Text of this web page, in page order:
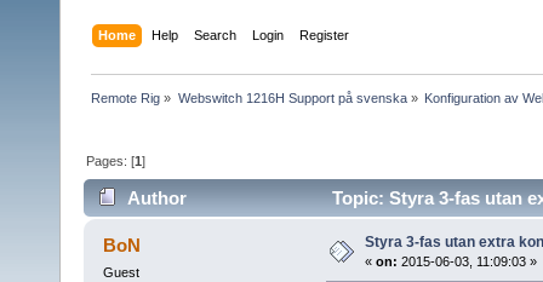
Home Help Search Login Register
Remote Rig » Webswitch 1216H Support på svenska» Konfiguration av
Pages: [1]
Author Topic: Styra 3-fas utan
BoN
Guest
Styra 3-fas utan extra
« on: 2015-06-03, 11:09:03 »